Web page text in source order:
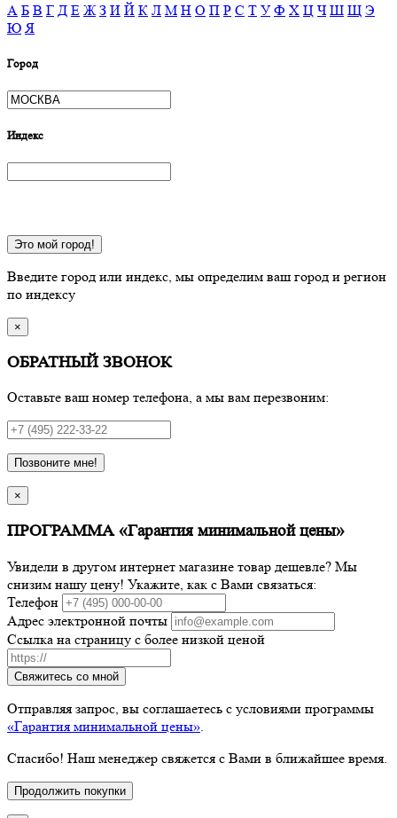
А Б В Г Д Е Ж З И Й К Л М Н О П Р С Т У Ф Х Ц Ч Ш Щ Э
Ю Я
Город
Индекс
Это мой город!
Введите город или индекс, мы определим ваш город и регион
по индексу
×
ОБРАТНЫЙ ЗВОНОК
Оставьте ваш номер телефона, а мы вам перезвоним:
Позвоните мне!
×
ПРОГРАММА «Гарантия минимальной цены»
Увидели в другом интернет магазине товар дешевле? Мы
снизим нашу цену! Укажите, как с Вами связаться:
Телефон
Адрес электронной почты
Ссылка на страницу с более низкой ценой
Свяжитесь со мной
Отправляя запрос, вы соглашаетесь с условиями программы
«Гарантия минимальной цены»
Спасибо! Наш менеджер свяжется с Вами в ближайшее время.
Продолжить покупки